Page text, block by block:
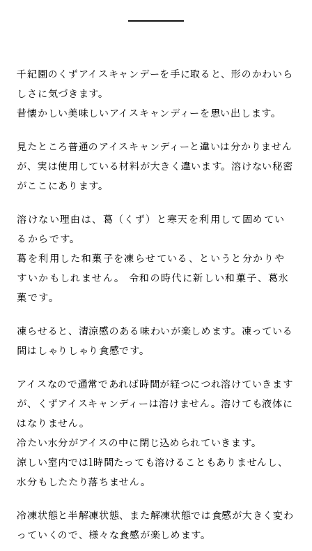
千紀園のくずアイスキャンデーを手に取ると、形のかわいら
しさに気づきます。
昔懐かしい美味しいアイスキャンディーを思い出します。
見たところ普通のアイスキャンディーと違いは分かりません
が、実は使用している材料が大きく違います。溶けない秘密
がここにあります。
溶けない理由は、葛（くず）と寒天を利用して固めてい
るからです。
葛を利用した和菓子を凍らせている、というと分かりや
すいかもしれません。 令和の時代に新しい和菓子、葛氷
菓です。
凍らせると、清涼感のある味わいが楽しめます。凍っている
間はしゃりしゃり食感です。
アイスなので通常であれば時間が経つにつれ溶けていきます
が、くずアイスキャンディーは溶けません。溶けても液体に
はなりません。
冷たい水分がアイスの中に閉じ込められていきます。
涼しい室内では1時間たっても溶けることもありませんし、
水分もしたたり落ちません。
冷凍状態と半解凍状態、また解凍状態では食感が大きく変わ
っていくので、様々な食感が楽しめます。